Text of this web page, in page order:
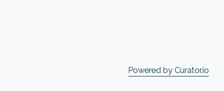
Powered by Curator.io